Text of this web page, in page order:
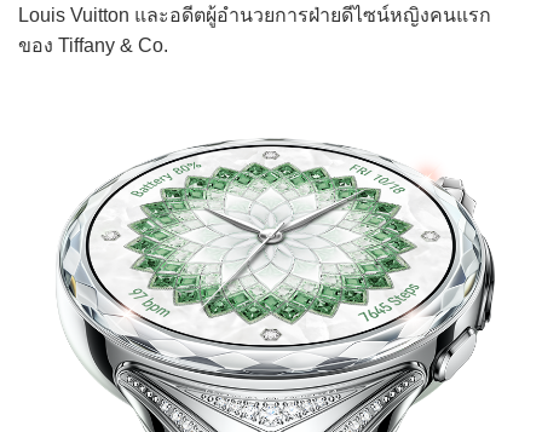
Louis Vuitton และอดีตผู้อำนวยการฝ่ายดีไซน์หญิงคนแรก
ของ Tiffany & Co.